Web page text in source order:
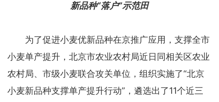
新品种“落户”示范田
为了促进小麦优新品种在京推广应用，支撑全市
小麦单产提升，北京市农业农村局近日同相关区农业
农村局、市级小麦联合攻关单位，组织实施了“北京
小麦新品种支撑单产提升行动”，遴选出了11个近三